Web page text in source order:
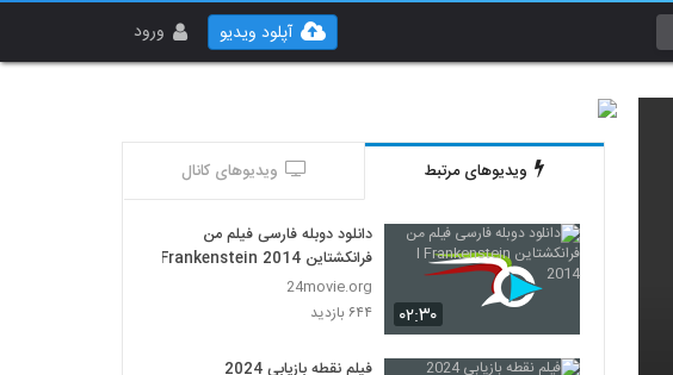
ورود آپلود ویدیو
ویدیوهای مرتبط ویدیوهای کانال
۰۲:۳۰
دانلود دوبله فارسی فیلم من
فرانکشتاین I Frankenstein 2014
24movie.org
۶۴۴ بازدید
فیلم نقطه بازیابی 2024